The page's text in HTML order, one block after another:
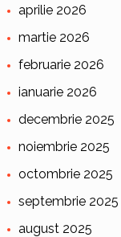
aprilie 2026
martie 2026
februarie 2026
ianuarie 2026
decembrie 2025
noiembrie 2025
octombrie 2025
septembrie 2025
august 2025